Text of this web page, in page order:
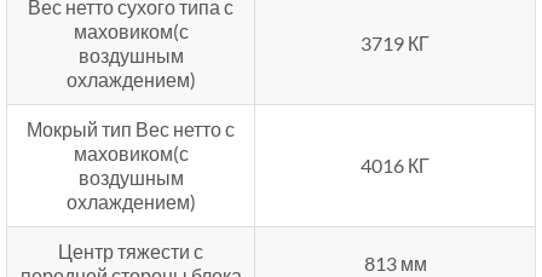
Вес нетто сухого типа с
маховиком(с
воздушным
охлаждением)
3719 КГ
Мокрый тип Вес нетто с
маховиком(с
воздушным
охлаждением)
4016 КГ
Центр тяжести с
813 мм